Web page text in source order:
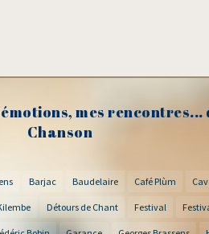
mes rencontres...
Chanson
Barjac Baudelaire Café Plùm
Détours de Chant Festival